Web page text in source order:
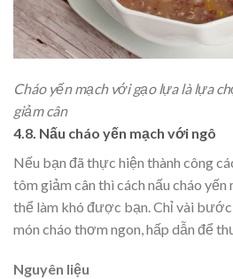
Cháo yến mạch với gạo lựa là lựa
giảm cân
4.8. Nấu cháo yến mạch với ngô
Nếu bạn đã thực hiện thành công
tôm giảm cân thì cách nấu cháo
thể làm khó được bạn. Chỉ vài
món cháo thơm ngon, hấp dẫn để
Nguyên liệu